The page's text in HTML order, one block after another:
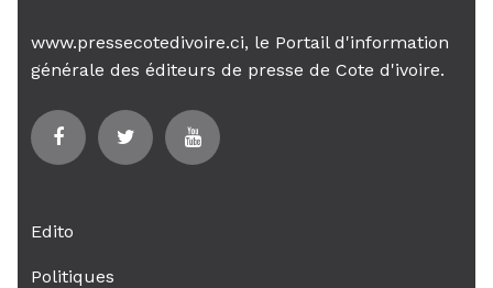
www.pressecotedivoire.ci, le Portail d'information
générale des éditeurs de presse de Cote d'ivoire.
Edito
Politiques